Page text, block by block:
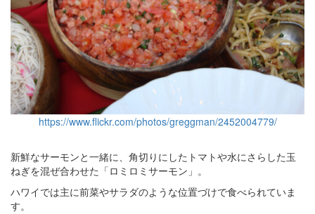
https://www.flickr.com/photos/greggman/2452004779/
新鮮なサーモンと一緒に、角切りにしたトマトや水にさらした玉
ねぎを混ぜ合わせた「ロミロミサーモン」。
ハワイでは主に前菜やサラダのような位置づけで食べられていま
す。